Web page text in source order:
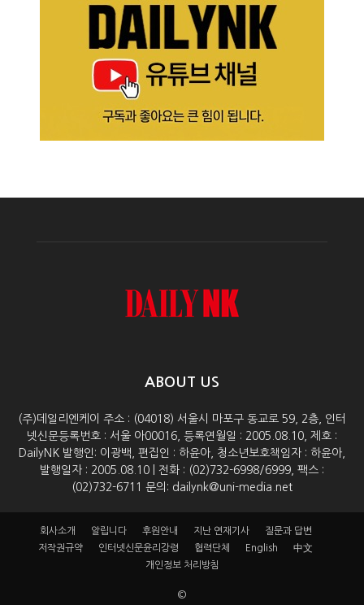
ABOUT US
(주)데일리엔케이 주소 : (04018) 서울시 마포구 동교로 59, 2층, 인터
넷신문등록번호 : 서울 아00016, 등록연월일 : 2005.08.10, 제호 :
DailyNK 발행인: 이광백, 편집인 : 하윤아, 청소년보호책임자 : 하윤아,
발행일자 : 2005.08.10 | 전화 : (02)732-6998/6999, 팩스 :
(02)732-6711 문의: dailynk@uni-media.net
회사소개 알립니다 후원안내 지난 연재기사
질문과 답변
저작권규약
인터넷신문윤리강령 협력단체 English
中文
개인정보 처리방침
©